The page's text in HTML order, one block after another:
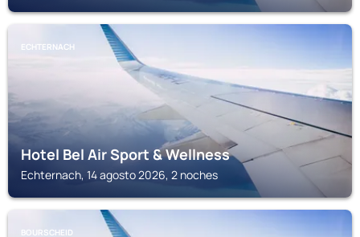
ECHTERNACH
Hotel Bel Air Sport & Wellness
Echternach, 14 agosto 2026, 2 noches
BOURSCHEID